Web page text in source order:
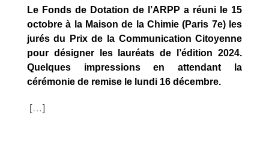
Le Fonds de Dotation de l’ARPP a réuni le 15
octobre à la Maison de la Chimie (Paris 7e) les
jurés du Prix de la Communication Citoyenne
pour désigner les lauréats de l’édition 2024.
Quelques impressions en attendant la
cérémonie de remise le lundi 16 décembre.